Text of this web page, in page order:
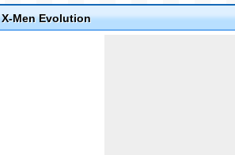
X-Men Evolution